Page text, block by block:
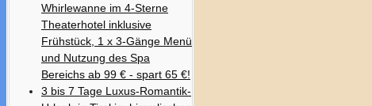
Whirlewanne im 4-Sterne
Theaterhotel inklusive
Frühstück, 1 x 3-Gänge Menü
und Nutzung des Spa
Bereichs ab 99 € - spart 65 €!
3 bis 7 Tage Luxus-Romantik-